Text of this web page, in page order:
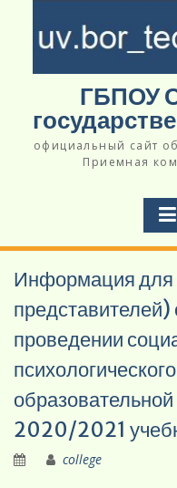
ГБПОУ
официальный сайт
Приемная
Информация для
проведении
2020/2021
college